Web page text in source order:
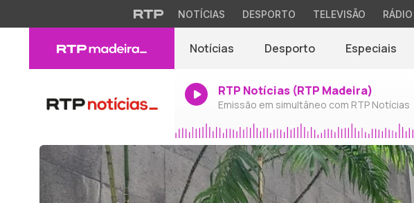
NOTÍCIAS DESPORTO TELEVISÃO RÁDIO
Notícias Desporto Especiais
RTP Notícias (RTP Madeira)
Emissão em simultâneo com RTP Notícias